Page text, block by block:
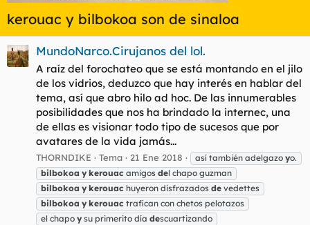
kerouac y bilbokoa son de sinaloa
MundoNarco.Cirujanos del lol.
A raíz del forochateo que se está montando en el jilo
de los vidrios, deduzco que hay interés en hablar del
tema, así que abro hilo ad hoc. De las innumerables
posibilidades que nos ha brindado la internec, una
de ellas es visionar todo tipo de sucesos que por
avatares de la vida jamás...
THORNDIKE Tema 21 Ene 2018 así también adelgazo yo.
bilbokoa y kerouac amigos del chapo guzman
bilbokoa y kerouac huyeron disfrazados de vedettes
bilbokoa y kerouac trafican con chetos pelotazos
el chapo y su primerito día descuartizando